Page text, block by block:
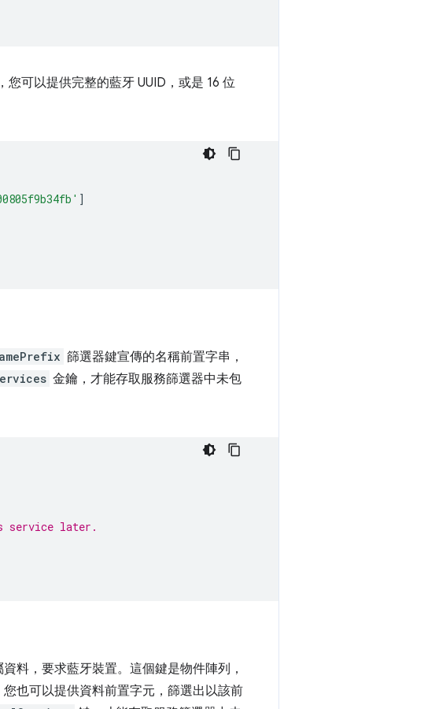
您可以提供完整的藍牙 UUID，或是 16 位
]
篩選器鍵宣傳的名稱前置字串，
金鑰，才能存取服務篩選器中未包
service later.
料，要求藍牙裝置。這個鍵是物件陣列，
您也可以提供資料前置字元，篩選出以該前